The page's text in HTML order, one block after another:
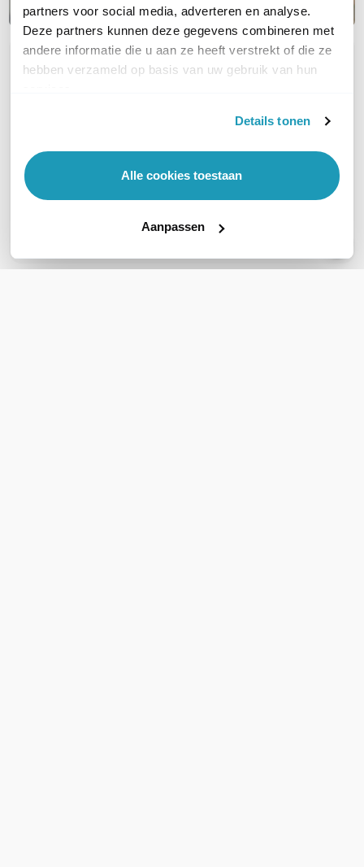
partners voor social media, adverteren en analyse.
Deze partners kunnen deze gegevens combineren met
andere informatie die u aan ze heeft verstrekt of die ze
hebben verzameld op basis van uw gebruik van hun
Details tonen
Alle cookies toestaan
Aanpassen
OVER DIT PRODUCT
Is deze geschikt geschikt om aan te sluiten
op apple 4s ? <br /><br />